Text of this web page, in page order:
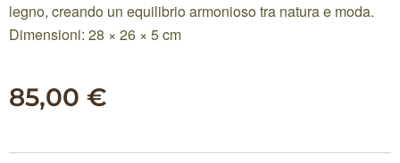
legno, creando un equilibrio armonioso tra natura e moda.
Dimensioni: 28 × 26 × 5 cm
85,00 €